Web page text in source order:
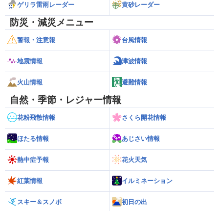
ゲリラ雷雨レーダー 黄砂レーダー
防災・減災メニュー
警報・注意報 台風情報
地震情報 津波情報
火山情報 避難情報
自然・季節・レジャー情報
花粉飛散情報 さくら開花情報
ほたる情報 あじさい情報
熱中症予報 花火天気
紅葉情報 イルミネーション
スキー＆スノボ 初日の出